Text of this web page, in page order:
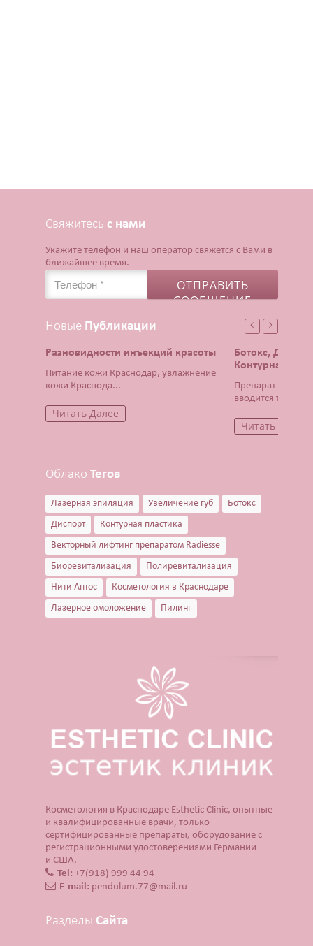
Свяжитесь с нами
Укажите телефон и наш оператор свяжется с Вами в
ближайшее время.
Новые Публикации
Разновидности инъекций красоты
Питание кожи Краснодар, увлажнение
кожи Краснода...
Читать Далее
Ботокс,
Контурная
Препарат Ботокс
вводится тонча...
Читать Далее
Облако Тегов
Лазерная эпиляция Увеличение губ
Ботокс
Диспорт
Контурная пластика
Векторный лифтинг препаратом Radiesse
Биоревитализация
Полиревитализация
Нити Аптос
Косметология в Краснодаре
Лазерное омоложение
Пилинг
Косметология в Краснодаре Esthetic Clinic, опытные
и квалифицированные врачи, только
сертифицированные препараты, оборудование с
регистрационными удостоверениями Германии
и США.
Tel: +7(918) 999 44 94
E-mail: pendulum.77@mail.ru
Разделы Сайта